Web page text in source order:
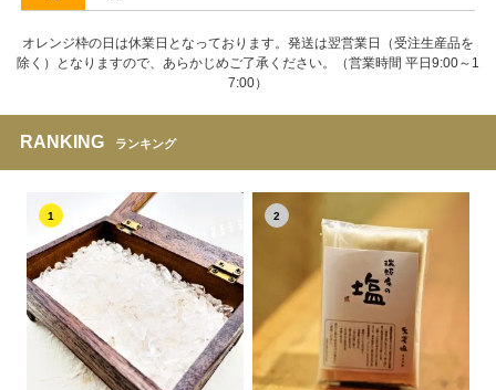
オレンジ枠の日は休業日となっております。発送は翌営業日（受注生産品を
除く）となりますので、あらかじめご了承ください。（営業時間 平日9:00～1
7:00）
RANKING ランキング
1 2